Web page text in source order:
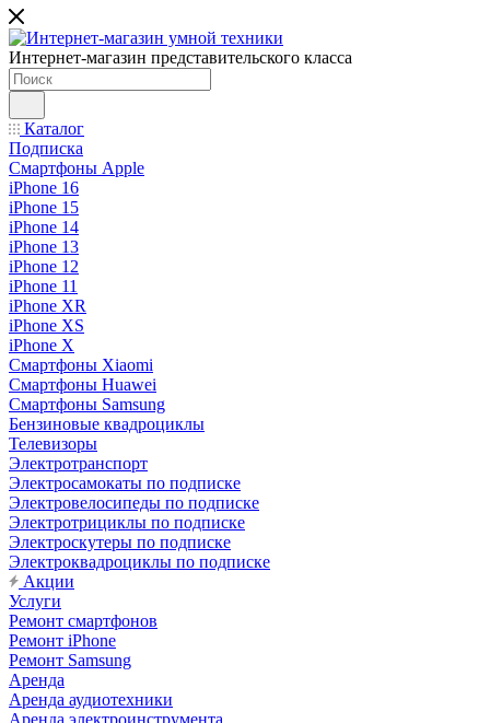
Интернет-магазин представительского класса
Каталог
Подписка
Смартфоны Apple
iPhone 16
iPhone 15
iPhone 14
iPhone 13
iPhone 12
iPhone 11
iPhone XR
iPhone XS
iPhone X
Смартфоны Xiaomi
Смартфоны Huawei
Смартфоны Samsung
Бензиновые квадроциклы
Телевизоры
Электротранспорт
Электросамокаты по подписке
Электровелосипеды по подписке
Электротрициклы по подписке
Электроскутеры по подписке
Электроквадроциклы по подписке
Акции
Услуги
Ремонт смартфонов
Ремонт iPhone
Ремонт Samsung
Аренда
Аренда аудиотехники
Аренда электроинструмента